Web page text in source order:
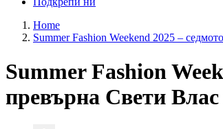
Home
Summer Fashion Weekend 2025 –
Summer Fashion
превърна Свети Влас